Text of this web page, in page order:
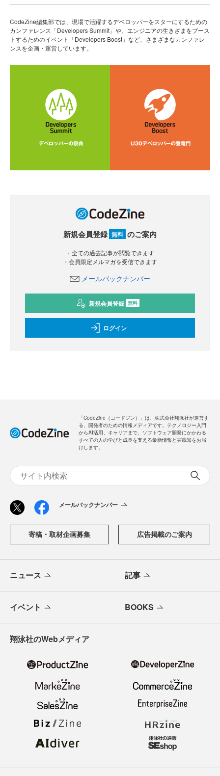
CodeZine編集部では、現場で活躍するデベロッパーをスターにするための
カンファレンス「Developers Summit」や、エンジニアの生きざまをブース
トするためのイベント「Developers Boost」など、さまざまなカンファレ
ンスを企画・運営しています。
新規会員登録 無料 のご案内
・全ての過去記事が閲覧できます
・会員限定メルマガを受信できます
メールバックナンバー
新規会員登録 無料
ログイン
「CodeZine（コードジン）」は、株式会社翔泳社が運営す
る、開発者のための情報メディアです。テクノロジー入門
からAI活用、キャリアまで、ソフトウェア開発にかかわる
すべての人の学びと成長を支える最新情報と実践知をお届
けします。
メールバックナンバー
寄稿・取材企画募集 広告掲載のご案内
ニュース 記事
イベント BOOKS
翔泳社のWebメディア